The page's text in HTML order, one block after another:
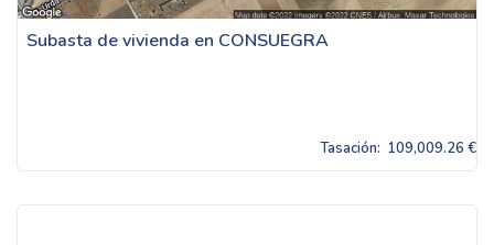
Subasta de vivienda en CONSUEGRA
Tasación: 109,009.26 €